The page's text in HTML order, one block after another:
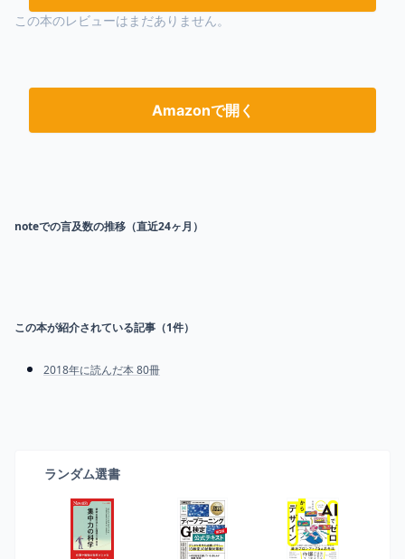
この本のレビューはまだありません。
Amazonで開く
noteでの言及数の推移（直近24ヶ月）
この本が紹介されている記事（1件）
2018年に読んだ本 80冊
ランダム選書